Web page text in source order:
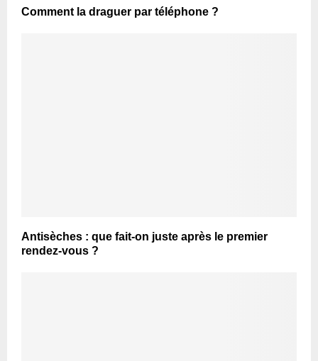
Comment la draguer par téléphone ?
Antisèches : que fait-on juste après le premier
rendez-vous ?